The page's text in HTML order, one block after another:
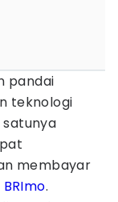
pandai
teknologi
satunya
membayar
BRImo.